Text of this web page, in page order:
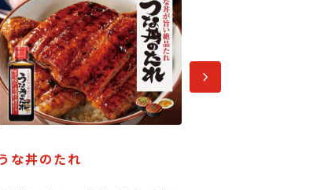
パーティーメニュー
次へ